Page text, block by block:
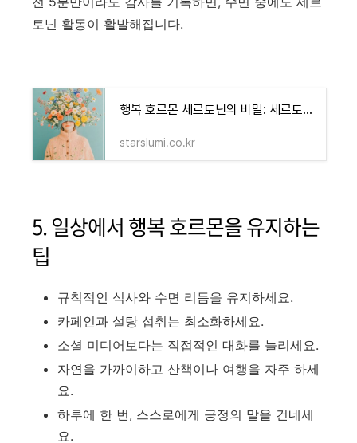
토닌 활동이 활발해집니다.
행복 호르몬 세르토닌의 비밀: 세르토닌 높이는 음식과 일상 루틴 - 블루 오아시스 정보 모음
starslumi.co.kr
5. 일상에서 행복 호르몬을 유지하는
팁
규칙적인 식사와 수면 리듬을 유지하세요.
카페인과 설탕 섭취는 최소화하세요.
소셜 미디어보다는 직접적인 대화를 늘리세요.
자연을 가까이하고 산책이나 여행을 자주 하세
요.
하루에 한 번, 스스로에게 긍정의 말을 건네세
요.